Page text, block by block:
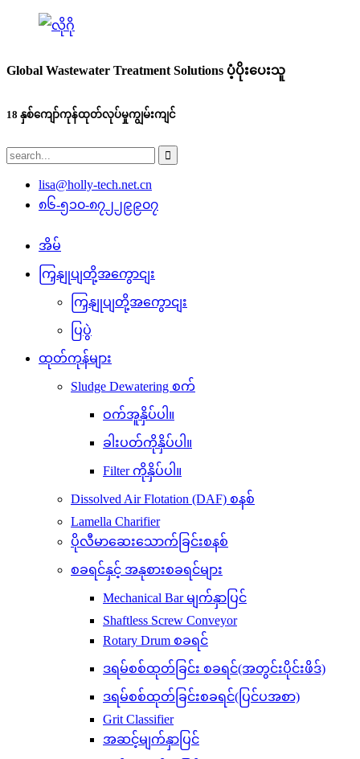
Global Wastewater Treatment Solutions ပံ့ပိုးပေးသူ
18 နှစ်ကျော်ကုန်ထုတ်လုပ်မှုကျွမ်းကျင်
lisa@holly-tech.net.cn
၈၆-၅၁၀-၈၇၂၂၉၉၀၇
အိမ်
ကြှနျုပျတို့အကွောငျး
ကြှနျုပျတို့အကွောငျး
ပြပွဲ
ထုတ်ကုန်များ
Sludge Dewatering စက်
ဝက်အူနှိပ်ပါ။
ခါးပတ်ကိုနှိပ်ပါ။
Filter ကိုနှိပ်ပါ။
Dissolved Air Flotation (DAF) စနစ်
Lamella Charifier
ပိုလီမာဆေးသောက်ခြင်းစနစ်
စခရင်နှင့် အနုစားစခရင်များ
Mechanical Bar မျက်နှာပြင်
Shaftless Screw Conveyor
Rotary Drum စခရင်
ဒရမ်စစ်ထုတ်ခြင်း စခရင်(အတွင်းပိုင်းဖိဒ်)
ဒရမ်စစ်ထုတ်ခြင်းစခရင်(ပြင်ပအစာ)
Grit Classifier
အဆင့်မျက်နှာပြင်